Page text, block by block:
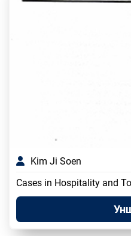
Kim Ji Soen
Cases in Hospitality and